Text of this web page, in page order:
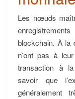
Les nœuds
blockchain. À la
n’ont pas à
transaction à
savoir que
généralement